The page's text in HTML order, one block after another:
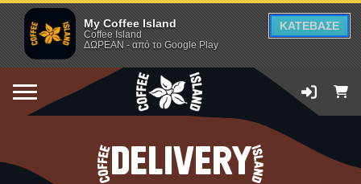
My Coffee Island
Coffee Island
ΔΩΡΕΑΝ - από το Google Play
ΚΑΤΕΒΑΣΕ
DELIVERY